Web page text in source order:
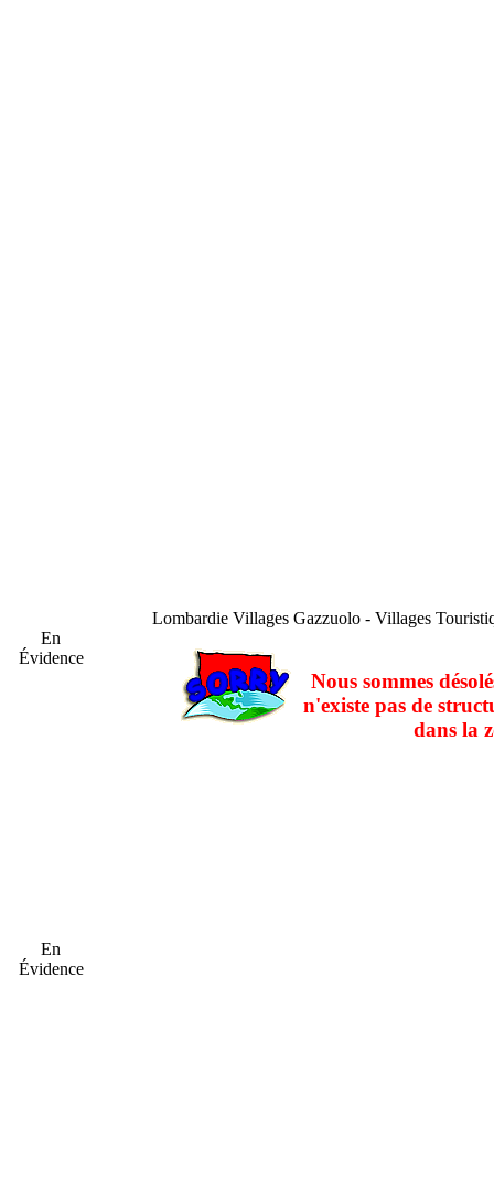
En
Évidence
En
Évidence
Lombardie Villages Gazzuolo - Villages
Nous sommes
n'existe pas de
dans la